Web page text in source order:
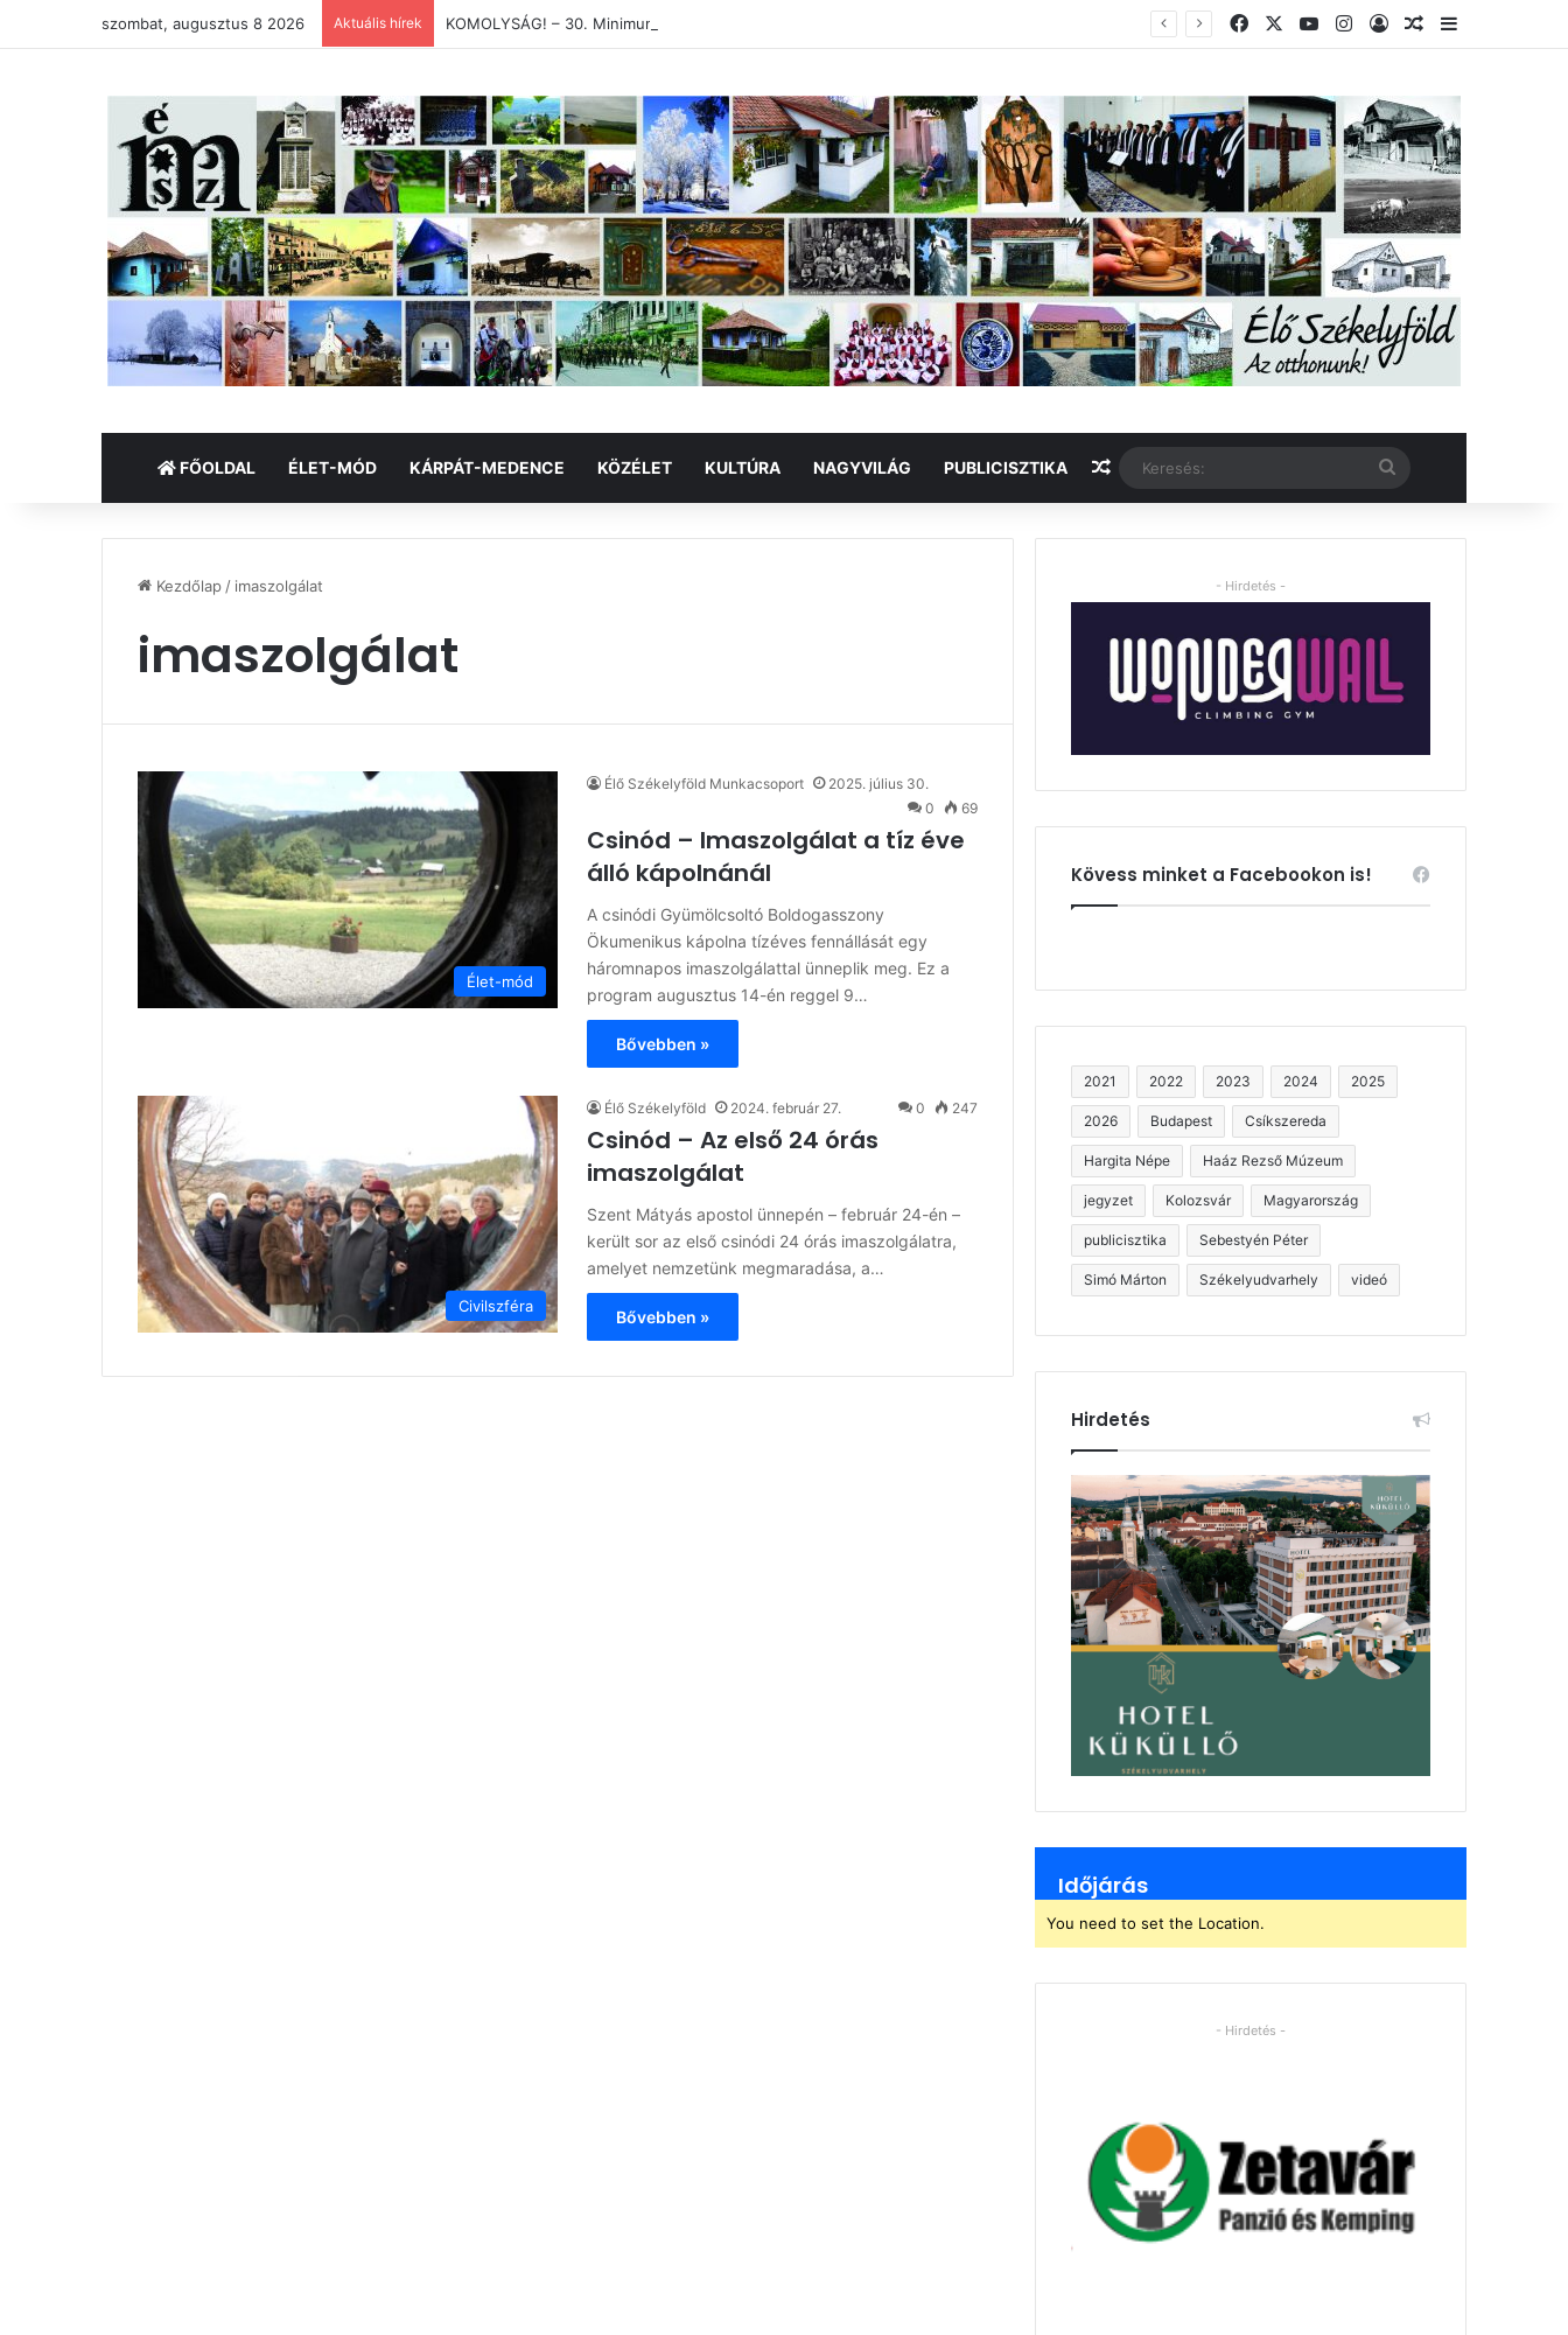
szombat, augusztus 8 2026 Aktuális hírek KOMOLYSÁG! – 30. Minimum Party alkotótábor és szakmai fórum FacebookYouTubeInstagram
BelépésVéletlen cikk
Oldalsáv
FŐOLDAL ÉLET-MÓD KÁRPÁT-MEDENCE KÖZÉLET KULTÚRA NAGYVILÁG PUBLICISZTIKA Véletlen cikk Keresés:
Kezdőlap / imaszolgálat
imaszolgálat
Élet-mód
Élő Székelyföld Munkacsoport
2025. július 30.
0
69
Csinód – Imaszolgálat a tíz éve
álló kápolnánál
A csinódi Gyümölcsoltó Boldogasszony
Ökumenikus kápolna tízéves fennállását egy
háromnapos imaszolgálattal ünneplik meg. Ez a
program augusztus 14-én reggel 9…
Bővebben »
Civilszféra
Élő Székelyföld 2024. február 27. 0 247
Csinód – Az első 24 órás
imaszolgálat
Szent Mátyás apostol ünnepén – február 24-én –
került sor az első csinódi 24 órás imaszolgálatra,
amelyet nemzetünk megmaradása, a…
Bővebben »
- Hirdetés -
Kövess minket a Facebookon is!
2021 2022 2023 2024 2025
2026 Budapest Csíkszereda
Hargita Népe Haáz Rezső Múzeum
jegyzet Kolozsvár Magyarország
publicisztika Sebestyén Péter
Simó Márton Székelyudvarhely videó
Hirdetés
Időjárás
You need to set the Location.
- Hirdetés -